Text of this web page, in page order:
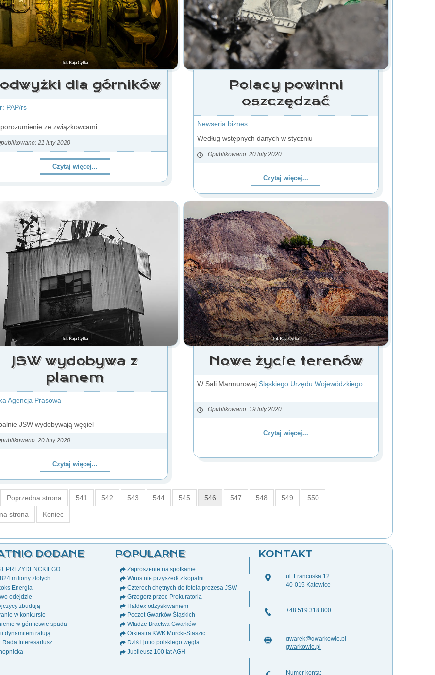
dla górników
PAP/rs
ze związkowcami
21 luty 2020
Czytaj więcej...
Polacy powinni
oszczędzać
Newseria biznes
Według wstępnych danych w styczniu
Opublikowano: 20 luty 2020
Czytaj więcej...
JSW wydobywa z
planem
Agencja Prasowa
JSW wydobywają węgiel
20 luty 2020
Czytaj więcej...
Nowe życie terenów
W Sali Marmurowej Śląskiego Urzędu Wojewódzkiego
Opublikowano: 19 luty 2020
Czytaj więcej...
Poprzedna strona 541 542 543 544 545 546 547 548 549 550
strona Koniec
DODANE
PREZYDENCKIEGO
miliony złotych
Energia
odejdzie
zbudują
w konkursie
w górnictwie spada
dynamitem ratują
Rada Interesariusz
POPULARNE
Zaproszenie na spotkanie
Wirus nie przyszedł z kopalni
Czterech chętnych do fotela prezesa JSW
Grzegorz przed Prokuratorią
Haldex odzyskiwaniem
Poczet Gwarków Śląskich
Władze Bractwa Gwarków
Orkiestra KWK Murcki-Staszic
Dziś i jutro polskiego węgla
Jubileusz 100 lat AGH
KONTAKT
ul. Francuska 12
40-015 Katowice
+48 519 318 800
gwarek@gwarkowie.pl
gwarkowie.pl
Numer konta: